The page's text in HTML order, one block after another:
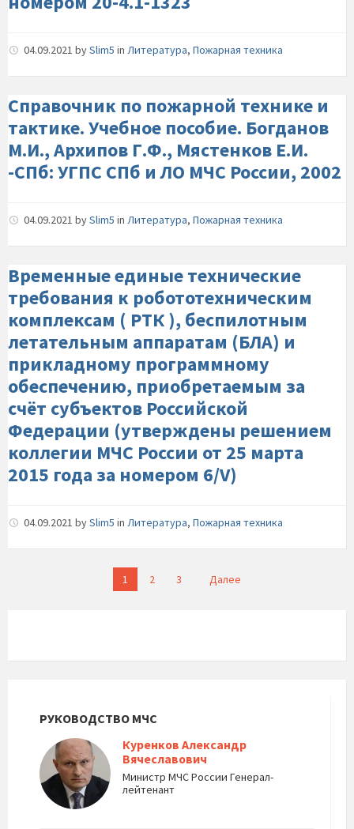
04.09.2021 bySlim5 in Литература, Пожарная техника
Справочник по пожарной технике и
тактике. Учебное пособие. Богданов
М.И., Архипов Г.Ф., Мястенков Е.И.
-СПб: УГПС СПб и ЛО МЧС России, 2002
04.09.2021 bySlim5 in Литература, Пожарная техника
Временные единые технические
требования к робототехническим
комплексам ( РТК ), беспилотным
летательным аппаратам (БЛА) и
прикладному программному
обеспечению, приобретаемым за
счёт субъектов Российской
Федерации (утверждены решением
коллегии МЧС России от 25 марта
2015 года за номером 6/V)
04.09.2021 bySlim5 in Литература, Пожарная техника
1 2 3 Далее
РУКОВОДСТВО МЧС
Куренков Александр
Вячеславович
Министр МЧС России Генерал-
лейтенант